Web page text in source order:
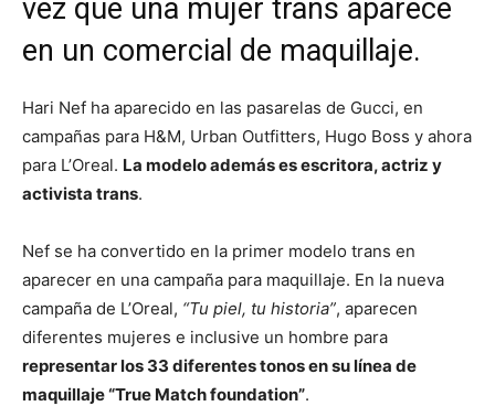
vez que una mujer trans aparece
en un comercial de maquillaje.
Hari Nef ha aparecido en las pasarelas de Gucci, en
campañas para H&M, Urban Outfitters, Hugo Boss y ahora
para L’Oreal. La modelo además es escritora, actriz y
activista trans.
Nef se ha convertido en la primer modelo trans en
aparecer en una campaña para maquillaje. En la nueva
campaña de L’Oreal, “Tu piel, tu historia”, aparecen
diferentes mujeres e inclusive un hombre para
representar los 33 diferentes tonos en su línea de
maquillaje “True Match foundation”.